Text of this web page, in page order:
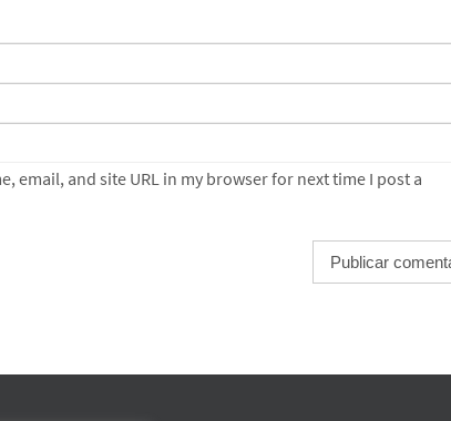
email, and site URL in my browser for next time I post a